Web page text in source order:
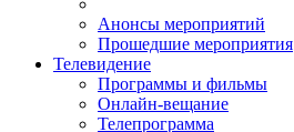
Анонсы мероприятий
Прошедшие мероприятия
Телевидение
Программы и фильмы
Онлайн-вещание
Телепрограмма